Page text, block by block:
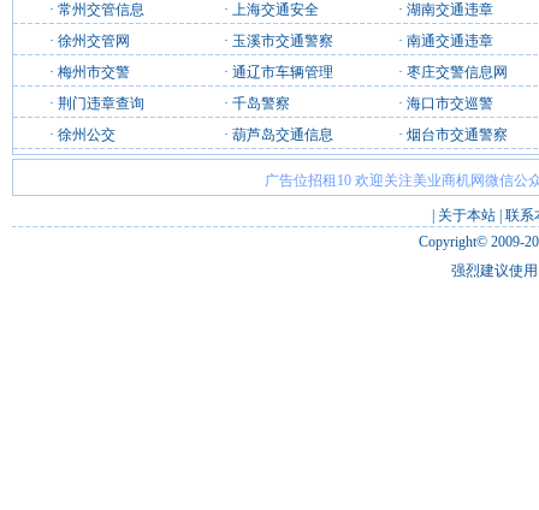
· 常州交管信息 · 上海交通安全 · 湖南交通违章
· 徐州交管网 · 玉溪市交通警察 · 南通交通违章
· 梅州市交警 · 通辽市车辆管理 · 枣庄交警信息网
· 荆门违章查询 · 千岛警察 · 海口市交巡警
· 徐州公交 · 葫芦岛交通信息 · 烟台市交通警察
广告位招租10 欢迎关注美业商机网微信公
关于本站 联系
Copyright© 2009-
强烈建议使